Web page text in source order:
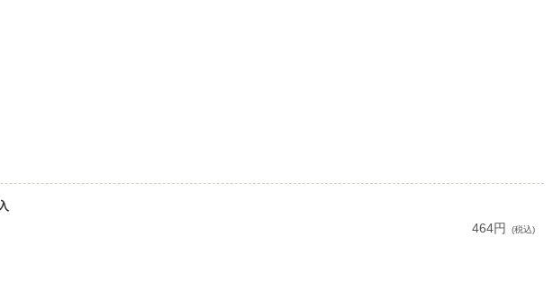
464円 (税込)